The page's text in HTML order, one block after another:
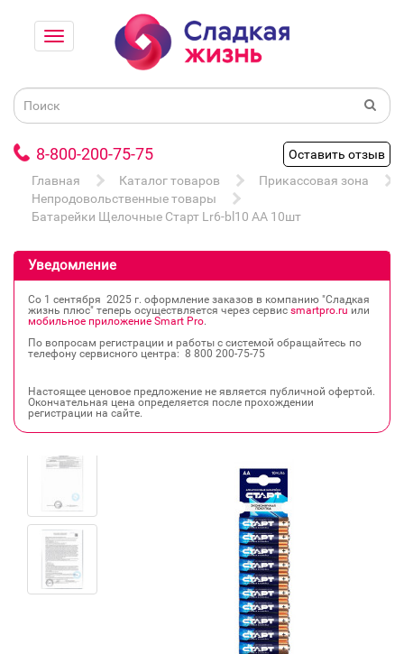
8-800-200-75-75
Оставить отзыв
Главная
Каталог товаров
Прикассовая зона
Непродовольственные товары
Батарейки Щелочные Старт Lr6-bl10 АА 10шт
Уведомление
Со 1 сентября 2025 г. оформление заказов в компанию "Сладкая
жизнь плюс" теперь осуществляется через сервис smartpro.ru или
мобильное приложение Smart Pro.
По вопросам регистрации и работы с системой обращайтесь по
телефону сервисного центра: 8 800 200‐75‐75
Настоящее ценовое предложение не является публичной офертой.
Окончательная цена определяется после прохождении
регистрации на сайте.